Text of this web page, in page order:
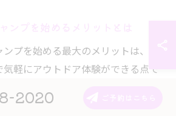
プを始める最大のメリットは、豊
軽にアウトドア体験ができる点で
レッシュ効果も期待できます。
2020